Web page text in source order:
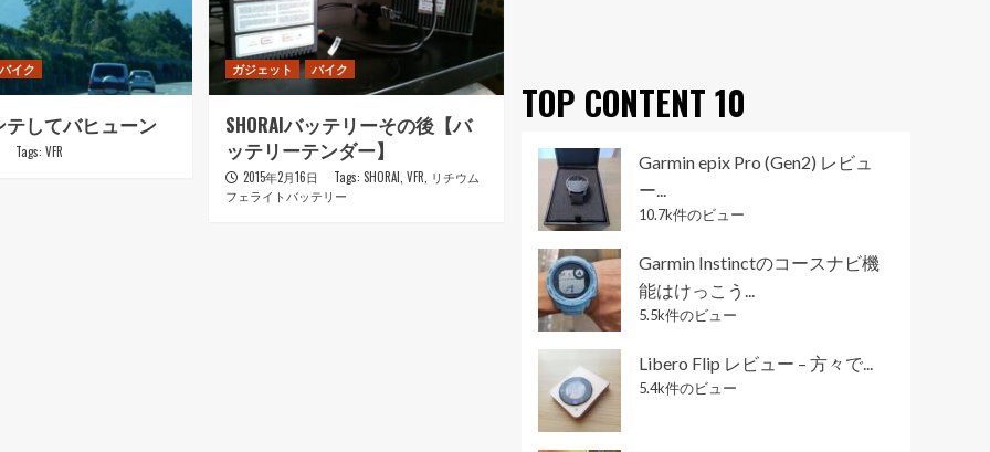
バイク
テしてバヒューン
Tags:VFR
ガジェット バイク
SHORAIバッテリーその後【バ
ッテリーテンダー】
2015年2月16日 Tags: SHORAI VFR リチウム
フェライトバッテリー
TOP CONTENT 10
Garmin epix Pro (Gen2) レビュ
ー...
10.7k件のビュー
Garmin Instinctのコースナビ機
能はけっこう...
5.5k件のビュー
Libero Flip レビュー – 方々で...
5.4k件のビュー